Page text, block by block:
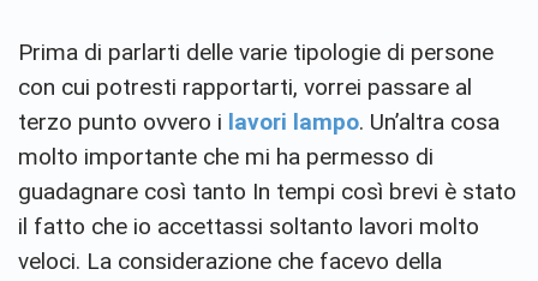
Prima di parlarti delle varie tipologie di persone
con cui potresti rapportarti, vorrei passare al
terzo punto ovvero i lavori lampo. Un’altra cosa
molto importante che mi ha permesso di
guadagnare così tanto In tempi così brevi è stato
il fatto che io accettassi soltanto lavori molto
veloci. La considerazione che facevo della